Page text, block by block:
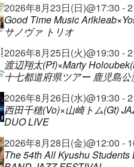
2026年8月23日(日)@17:30 -
Good Time Music
サノヴァ トリオ
2026年8月25日(火)@19:30 -
渡辺翔太(Pf)×Marty
十七都道府県ツアー 鹿児島公
2026年8月26日(水)@19:30 -
西田千穂(Vo)×山崎トム(Gt)
DUO LIVE
2026年8月28日(金)@12:00 -
The 54th All Kyushu Students